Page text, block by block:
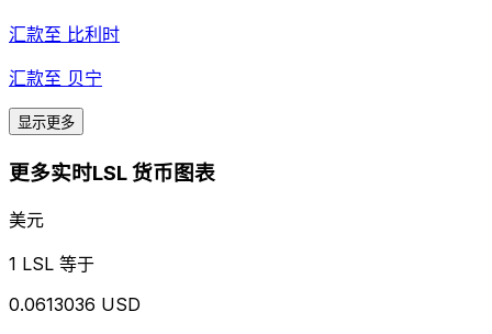
汇款至 比利时
汇款至 贝宁
显示更多
更多实时LSL 货币图表
美元
1 LSL 等于
0.0613036 USD